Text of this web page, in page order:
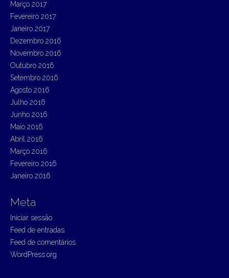
Março 2017
Fevereiro 2017
Janeiro 2017
Dezembro 2016
Novembro 2016
Outubro 2016
Setembro 2016
Agosto 2016
Julho 2016
Junho 2016
Maio 2016
Abril 2016
Março 2016
Fevereiro 2016
Janeiro 2016
Meta
Iniciar sessão
Feed de entradas
Feed de comentários
WordPress.org